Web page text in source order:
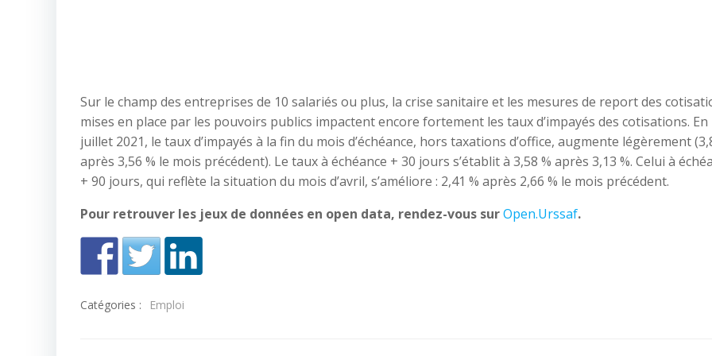
Sur le champ des entreprises de 10 salariés ou plus, la crise sanitaire et les mesures de report des
mises en place par les pouvoirs publics impactent encore fortement les taux d’impayés des cotisations. En
juillet 2021, le taux d’impayés à la fin du mois d’échéance, hors taxations d’office, augmente légèrement
après 3,56 % le mois précédent). Le taux à échéance + 30 jours s’établit à 3,58 % après 3,13 %. Celui à
+ 90 jours, qui reflète la situation du mois d’avril, s’améliore : 2,41 % après 2,66 % le mois précédent.
Pour retrouver les jeux de données en open data, rendez-vous surOpen.Urssaf.
Catégories : Emploi